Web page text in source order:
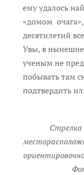
ему удалось
«домом
десятилетий
Увы, в
ученым не
побывать там
подтвердить
Стрелка